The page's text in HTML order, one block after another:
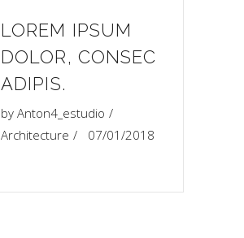
LOREM IPSUM
DOLOR, CONSEC
ADIPIS.
by Anton4_estudio
Architecture
07/01/2018